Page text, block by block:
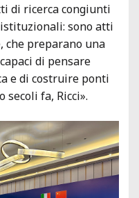
di ricerca congiunti
sono atti
che preparano una
di pensare
e di costruire ponti
secoli fa, Ricci».